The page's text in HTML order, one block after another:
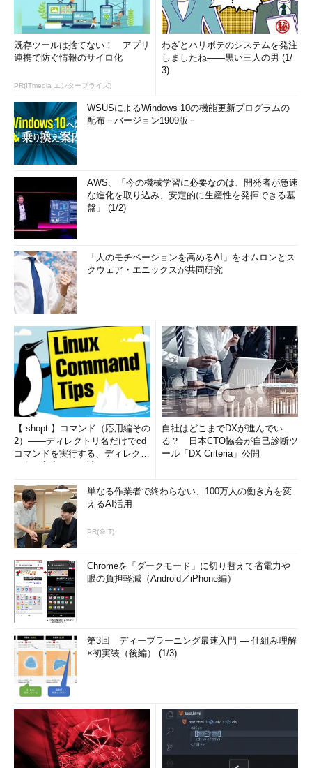
既存ツールは捨てない！ アプリ
連携で防ぐ情報のサイロ化
PR(ITmedia エンタープライズ)
わざとハリボテのシステムを発注
しましたね――黒い三人の男 (1/
3)
WSUSによるWindows 10の機能更新プログラムの
配布－バージョン1909版－
AWS、「今の機械学習に必要なのは、開発者が急速
な進化を取り込み、安定的に生産性を発揮できる基
盤」 (1/2)
「人のモチベーションを高めるAI」をオムロンとス
クウェア・エニックスが共同研究
【 shopt 】コマンド（応用編その
2）――ディレクトリ名だけでcd
コマンドを実行する、ディレクト
自社はどこまでDXが進んでい
る？ 日本CTO協会が自己診断ツ
ール「DX Criteria」公開
単なる作業者で終わらない、100万人の働き方を変
えるAI活用
PR(＠IT)
Chromeを「ダークモード」に切り替えて省電力や
眼の負担軽減（Android／iPhone編）
第3回 ディープラーニング最速入門 ― 仕組み理解
×初実装（後編） (1/3)